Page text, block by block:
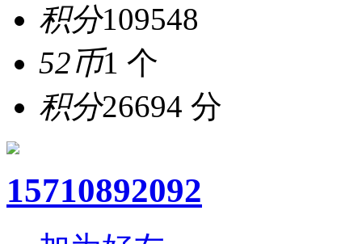
积分109548
52币1 个
积分26694 分
15710892092